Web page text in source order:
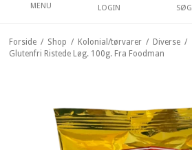
MENU LOGIN SØG
Forside / Shop / Kolonial/tørvarer / Diverse /
Glutenfri Ristede Løg. 100g. Fra Foodman